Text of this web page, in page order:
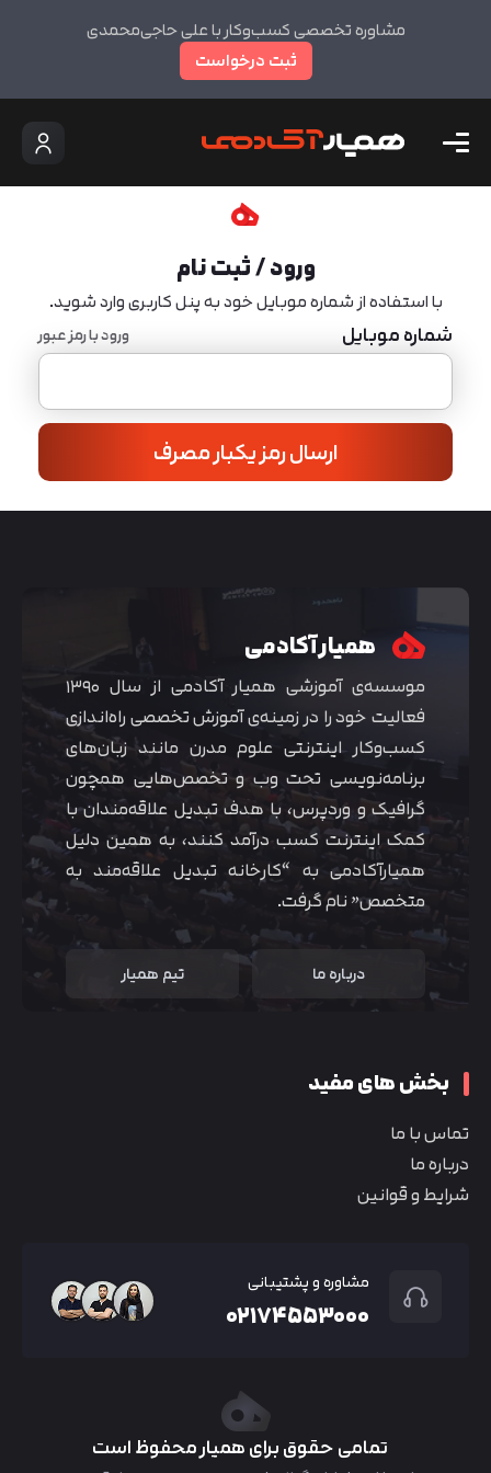
مشاوره تخصصی کسب‌وکار با علی حاجی‌محمدی
ثبت درخواست
ورود / ثبت نام
با استفاده از شماره موبایل خود به پنل کاربری وارد شوید.
شماره موبایل ورود با رمز عبور
ارسال رمز یکبار مصرف
همیار آکادمی
موسسه‌ی آموزشی همیار آکادمی از سال ۱۳۹۰
فعالیت خود را در زمینه‌ی آموزش تخصصی راه‌اندازی
کسب‌و‌کار اینترنتی علوم مدرن مانند زبان‌های
برنامه‌نویسی تحت وب و تخصص‌هایی همچون
گرافیک و وردپرس، با هدف تبدیل علاقه‌مندان با
کمک اینترنت کسب درآمد کنند، به همین دلیل
همیارآکادمی به “کارخانه تبدیل علاقه‌مند به
متخصص” نام گرفت.
درباره ما تیم همیار
بخش های مفید
تماس با ما
درباره ما
شرایط و قوانین
مشاوره و پشتیبانی
۰۲۱۷۴۵۵۳۰۰۰
تمامی حقوق برای همیار محفوظ است
متوجه شدم